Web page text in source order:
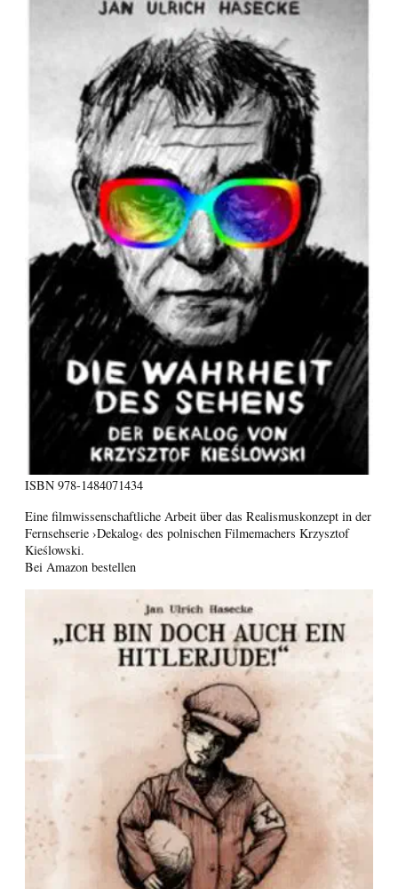
ISBN 978-1484071434
Eine filmwissenschaftliche Arbeit über das Realismuskonzept in der
Fernsehserie ›Dekalog‹ des polnischen Filmemachers Krzysztof
Kieślowski.
Bei Amazon bestellen